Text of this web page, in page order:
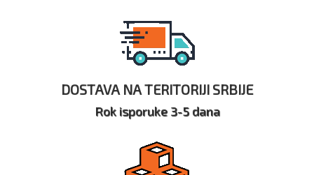
DOSTAVA NA TERITORIJI SRBIJE
Rok isporuke 3-5 dana